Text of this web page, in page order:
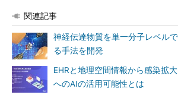
関連記事
神経伝達物質を単一分子レベル
る手法を開発
EHRと地理空間情報から感染拡
へのAIの活用可能性とは